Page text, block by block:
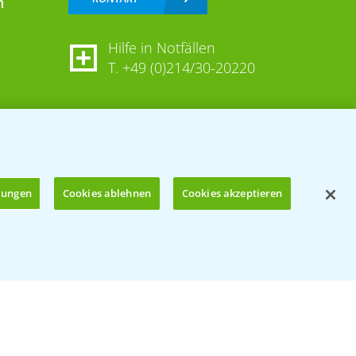
Hilfe in Notfällen
T. +49 (0)214/30-20220
Cookies ablehnen Cookies akzeptieren